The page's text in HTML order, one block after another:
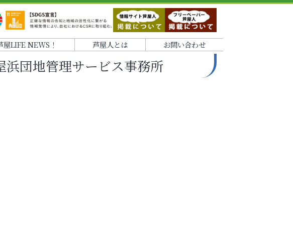
屋LIFE NEWS！ 芦屋人とは お問い合わせ
浜団地管理サービス事務所